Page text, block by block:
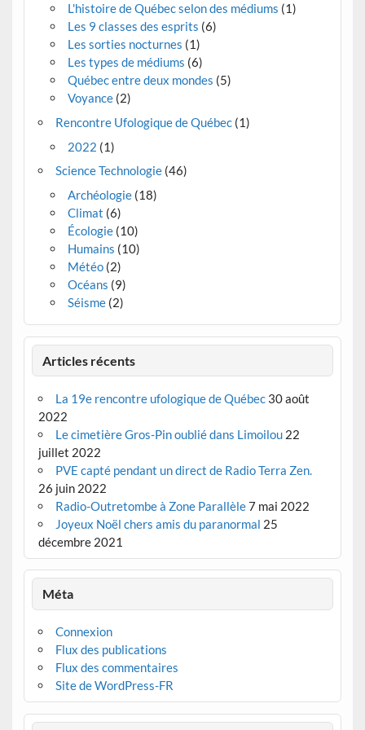
L'histoire de Québec selon des médiums (1)
Les 9 classes des esprits (6)
Les sorties nocturnes (1)
Les types de médiums (6)
Québec entre deux mondes (5)
Voyance(2)
Rencontre Ufologique de Québec(1)
2022 (1)
Science Technologie(46)
Archéologie(18)
Climat (6)
Écologie(10)
Humains (10)
Météo(2)
Océans (9)
Séisme(2)
Articles récents
La 19e rencontre ufologique de Québec 30 août
2022
Le cimetière Gros-Pin oublié dans Limoilou 22
juillet 2022
PVE capté pendant un direct de Radio Terra Zen.
26 juin 2022
Radio-Outretombe à Zone Parallèle7 mai 2022
Joyeux Noël chers amis du paranormal 25
décembre 2021
Méta
Connexion
Flux des publications
Flux des commentaires
Site de WordPress-FR